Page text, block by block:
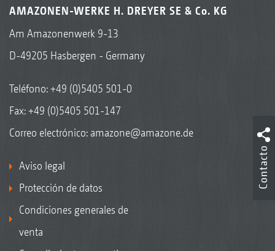
AMAZONEN-WERKE H. DREYER SE & Co. KG
Am Amazonenwerk 9-13
D-49205 Hasbergen - Germany
Teléfono:+49 (0)5405 501-0
Fax: +49 (0)5405 501-147
Correo electrónico: amazone@amazone.de
Aviso legal
Protección de datos
Condiciones generales de
venta
Contacto